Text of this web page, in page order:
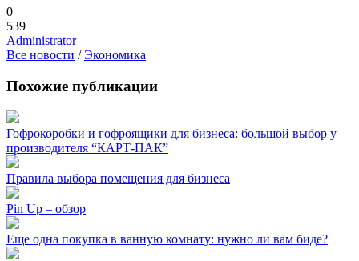
0
539
Administrator
Все новости /Экономика
Похожие публикации
Гофрокоробки и гофроящики для бизнеса: большой выбор у
производителя “КАРТ-ПАК”
Правила выбора помещения для бизнеса
Pin Up – обзор
Еще одна покупка в ванную комнату: нужно ли вам биде?